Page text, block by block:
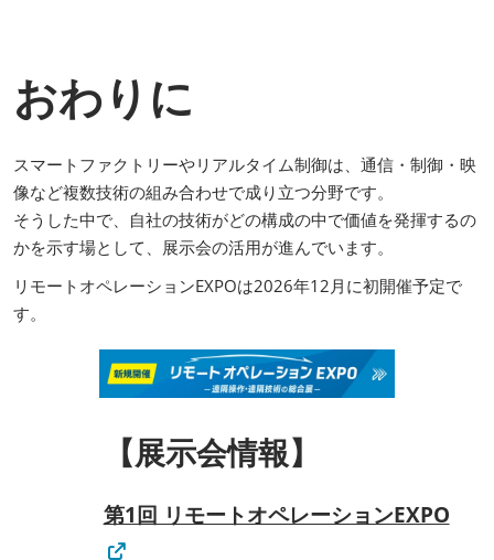
おわりに
スマートファクトリーやリアルタイム制御は、通信・制御・映
像など複数技術の組み合わせで成り立つ分野です。
そうした中で、自社の技術がどの構成の中で価値を発揮するの
かを示す場として、展示会の活用が進んでいます。
リモートオペレーションEXPOは2026年12月に初開催予定で
す。
【展示会情報】
第1回 リモートオペレーションEXPO